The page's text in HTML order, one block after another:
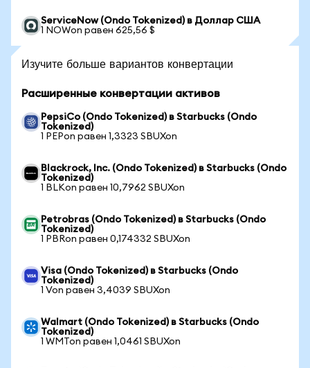
ServiceNow (Ondo Tokenized) в Доллар США
1 NOWon равен 625,56 $
Изучите больше вариантов конвертации
Расширенные конвертации активов
PepsiCo (Ondo Tokenized) в Starbucks (Ondo
Tokenized)
1 PEPon равен 1,3323 SBUXon
Blackrock, Inc. (Ondo Tokenized) в Starbucks (Ondo
Tokenized)
1 BLKon равен 10,7962 SBUXon
Petrobras (Ondo Tokenized) в Starbucks (Ondo
Tokenized)
1 PBRon равен 0,174332 SBUXon
Visa (Ondo Tokenized) в Starbucks (Ondo
Tokenized)
1 Von равен 3,4039 SBUXon
Walmart (Ondo Tokenized) в Starbucks (Ondo
Tokenized)
1 WMTon равен 1,0461 SBUXon